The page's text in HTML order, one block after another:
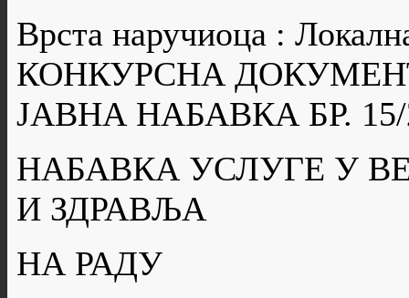
Врста наручиоца :
КОНКУРСНА
ЈАВНА НАБАВКА БР. 15/
НАБАВКА УСЛУГЕ У
И ЗДРАВЉА
НА РАДУ